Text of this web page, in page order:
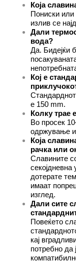
Која
Пониски или
излив се
Дали
вода?
Да. Бидејќи
Кој е
е 150 mm.
Колку трае
Во просек
одржување и
Која
рачка или
Славините
дотерате
имаат
изглед.
Дали сите
Повеќето
кај
потребно да